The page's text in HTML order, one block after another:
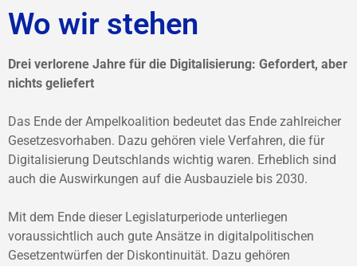
Wo wir stehen
Drei verlorene Jahre für die Digitalisierung: Gefordert, aber
nichts geliefert
Das Ende der Ampelkoalition bedeutet das Ende zahlreicher
Gesetzesvorhaben. Dazu gehören viele Verfahren, die für
Digitalisierung Deutschlands wichtig waren. Erheblich sind
auch die Auswirkungen auf die Ausbauziele bis 2030.
Mit dem Ende dieser Legislaturperiode unterliegen
voraussichtlich auch gute Ansätze in digitalpolitischen
Gesetzentwürfen der Diskontinuität. Dazu gehören